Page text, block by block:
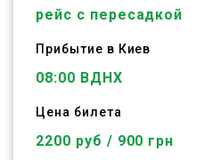
рейс с пересадкой
Прибытие в Киев
08:00 ВДНХ
Цена билета
2200 руб / 900 грн